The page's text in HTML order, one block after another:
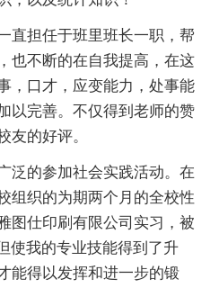
担任于班里班长一职，帮
也不断的在自我提高，在这
，口才，应变能力，处事能
以完善。不仅得到老师的赞
友的好评。
的参加社会实践活动。在
组织的为期两个月的全校性
图仕印刷有限公司实习，被
使我的专业技能得到了升
能得以发挥和进一步的锻